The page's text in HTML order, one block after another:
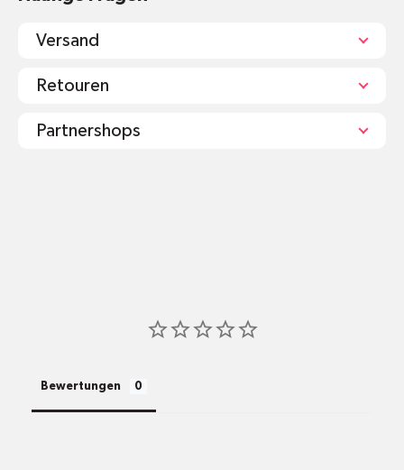
Versand
Standort
Retouren
Partnershops
Bewertungen